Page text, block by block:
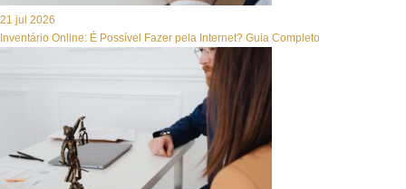
21 jul 2026
Inventário Online: É Possível Fazer pela Internet? Guia Completo